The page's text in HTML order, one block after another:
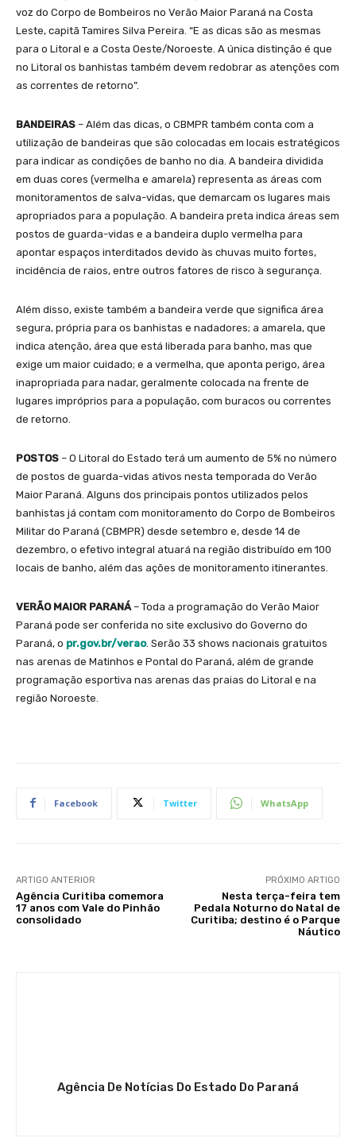
voz do Corpo de Bombeiros no Verão Maior Paraná na Costa
Leste, capitã Tamires Silva Pereira. “E as dicas são as mesmas
para o Litoral e a Costa Oeste/Noroeste. A única distinção é que
no Litoral os banhistas também devem redobrar as atenções com
as correntes de retorno”.
BANDEIRAS – Além das dicas, o CBMPR também conta com a
utilização de bandeiras que são colocadas em locais estratégicos
para indicar as condições de banho no dia. A bandeira dividida
em duas cores (vermelha e amarela) representa as áreas com
monitoramentos de salva-vidas, que demarcam os lugares mais
apropriados para a população. A bandeira preta indica áreas sem
postos de guarda-vidas e a bandeira duplo vermelha para
apontar espaços interditados devido às chuvas muito fortes,
incidência de raios, entre outros fatores de risco à segurança.
Além disso, existe também a bandeira verde que significa área
segura, própria para os banhistas e nadadores; a amarela, que
indica atenção, área que está liberada para banho, mas que
exige um maior cuidado; e a vermelha, que aponta perigo, área
inapropriada para nadar, geralmente colocada na frente de
lugares impróprios para a população, com buracos ou correntes
de retorno.
POSTOS – O Litoral do Estado terá um aumento de 5% no número
de postos de guarda-vidas ativos nesta temporada do Verão
Maior Paraná. Alguns dos principais pontos utilizados pelos
banhistas já contam com monitoramento do Corpo de Bombeiros
Militar do Paraná (CBMPR) desde setembro e, desde 14 de
dezembro, o efetivo integral atuará na região distribuído em 100
locais de banho, além das ações de monitoramento itinerantes.
VERÃO MAIOR PARANÁ – Toda a programação do Verão Maior
Paraná pode ser conferida no site exclusivo do Governo do
Paraná, o pr.gov.br/verao. Serão 33 shows nacionais gratuitos
nas arenas de Matinhos e Pontal do Paraná, além de grande
programação esportiva nas arenas das praias do Litoral e na
região Noroeste.
Facebook Twitter WhatsApp
ARTIGO ANTERIOR
Agência Curitiba comemora
17 anos com Vale do Pinhão
consolidado
PRÓXIMO ARTIGO
Nesta terça-feira tem
Pedala Noturno do Natal de
Curitiba; destino é o Parque
Náutico
Agência De Notícias Do Estado Do Paraná